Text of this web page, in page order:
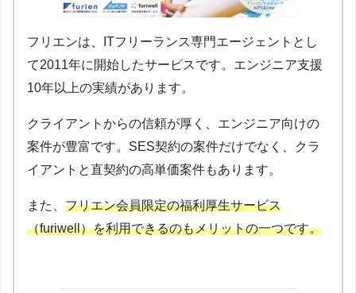
フリエンは、ITフリーランス専門エージェントとし
て2011年に開始したサービスです。エンジニア支援
10年以上の実績があります。
クライアントからの信頼が厚く、エンジニア向けの
案件が豊富です。SES契約の案件だけでなく、クラ
イアントと直契約の高単価案件もあります。
また、 フリエン会員限定の福利厚生サービス
（furiwell）を利用できるのもメリットの一つです。